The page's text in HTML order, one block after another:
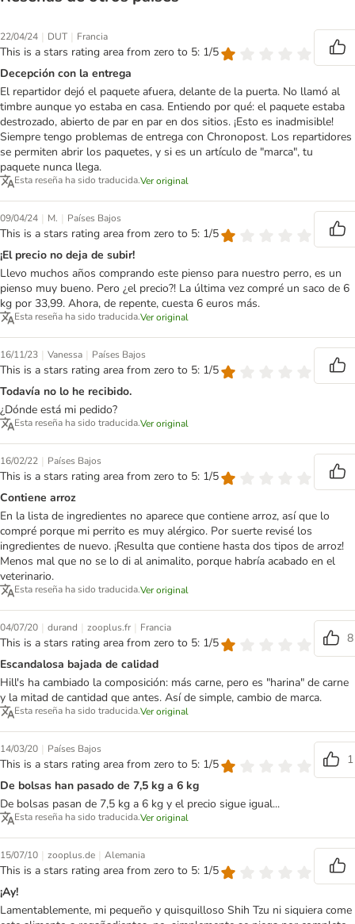
22/04/24 | DUT | Francia
This is a stars rating area from zero to 5: 1/5
Decepción con la entrega
El repartidor dejó el paquete afuera, delante de la puerta. No llamó al
timbre aunque yo estaba en casa. Entiendo por qué: el paquete estaba
destrozado, abierto de par en par en dos sitios. ¡Esto es inadmisible!
Siempre tengo problemas de entrega con Chronopost. Los repartidores
se permiten abrir los paquetes, y si es un artículo de "marca", tu
paquete nunca llega.
Esta reseña ha sido traducida.Ver original
09/04/24 | M. | Países Bajos
This is a stars rating area from zero to 5: 1/5
¡El precio no deja de subir!
Llevo muchos años comprando este pienso para nuestro perro, es un
pienso muy bueno. Pero ¿el precio?! La última vez compré un saco de 6
kg por 33,99. Ahora, de repente, cuesta 6 euros más.
Esta reseña ha sido traducida.Ver original
16/11/23 | Vanessa | Países Bajos
This is a stars rating area from zero to 5: 1/5
Todavía no lo he recibido.
¿Dónde está mi pedido?
Esta reseña ha sido traducida.Ver original
16/02/22 | Países Bajos
This is a stars rating area from zero to 5: 1/5
Contiene arroz
En la lista de ingredientes no aparece que contiene arroz, así que lo
compré porque mi perrito es muy alérgico. Por suerte revisé los
ingredientes de nuevo. ¡Resulta que contiene hasta dos tipos de arroz!
Menos mal que no se lo di al animalito, porque habría acabado en el
veterinario.
Esta reseña ha sido traducida.Ver original
04/07/20 | durand | zooplus.fr | Francia
This is a stars rating area from zero to 5: 1/5
8
Escandalosa bajada de calidad
Hill's ha cambiado la composición: más carne, pero es "harina" de carne
y la mitad de cantidad que antes. Así de simple, cambio de marca.
Esta reseña ha sido traducida.Ver original
14/03/20 | Países Bajos
This is a stars rating area from zero to 5: 1/5
1
De bolsas han pasado de 7,5 kg a 6 kg
De bolsas pasan de 7,5 kg a 6 kg y el precio sigue igual...
Esta reseña ha sido traducida.Ver original
15/07/10 | zooplus.de | Alemania
This is a stars rating area from zero to 5: 1/5
¡Ay!
Lamentablemente, mi pequeño y quisquilloso Shih Tzu ni siquiera come